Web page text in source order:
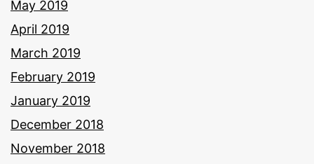
May 2019
April 2019
March 2019
February 2019
January 2019
December 2018
November 2018